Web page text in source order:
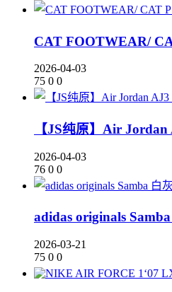
CAT FOOTWEAR/
2026-04-03
75 0 0
【JS纯原】Air
2026-04-03
76 0 0
adidas originals
2026-03-21
75 0 0